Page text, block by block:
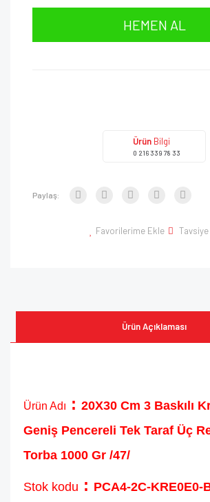
HEMEN AL
Ürün Bilgi
0 216 339 78 33
Paylaş:
Favorilerime Ekle
Ürün Açıklaması
Ürün Adı : 20X30 Cm 3 Baskılı
Geniş Pencereli Tek Taraf Üç
Torba 1000 Gr /47/
Stok kodu : PCA4-2C-KRE0E0-